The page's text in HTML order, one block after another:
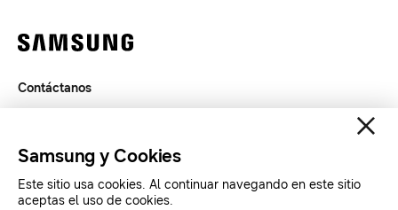
Contáctanos
SAMSUNG.COM
Samsung y Cookies
Este sitio usa cookies. Al continuar navegando en este sitio
aceptas el uso de cookies.